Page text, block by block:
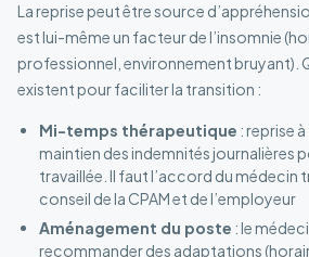
La reprise peut être source
est lui-même un facteur de l’insomnie
professionnel, environnement bruyant).
existent pour faciliter la transition :
Mi-temps thérapeutique : reprise
maintien des indemnités journalières
travaillée. Il faut l’accord du médecin
conseil de la CPAM et de l’employeur
Aménagement du poste : le
recommander des adaptations